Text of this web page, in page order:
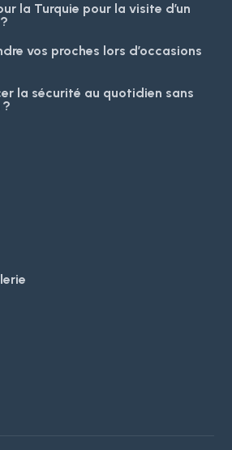
la Turquie pour la visite d’un
vos proches lors d’occasions
la sécurité au quotidien sans